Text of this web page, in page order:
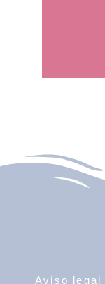
Aviso legal